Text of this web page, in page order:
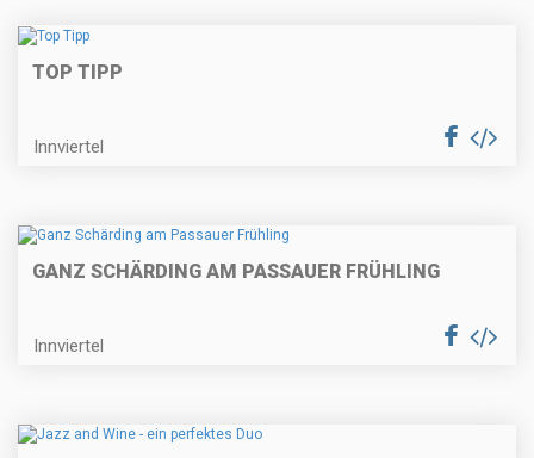
TOP TIPP
Innviertel
GANZ SCHÄRDING AM PASSAUER FRÜHLING
Innviertel